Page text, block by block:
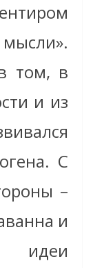
том, в
и из
С
–
и
идеи